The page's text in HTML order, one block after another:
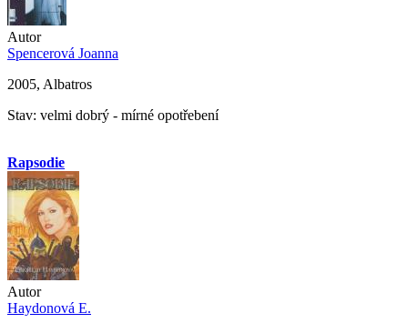
Autor
Spencerová Joanna
2005, Albatros
Stav: velmi dobrý - mírné opotřebení
Rapsodie
Autor
Haydonová E.